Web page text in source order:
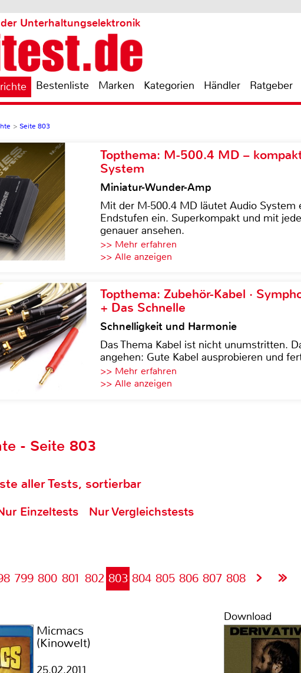
Unterhaltungselektronik
Bestenliste Marken Kategorien Händler Ratgeber
> Seite 803
Topthema: M-500.4 MD –
System
Miniatur-Wunder-Amp
Mit der M-500.4 MD läutet Audio System
Endstufen ein. Superkompakt und mit
genauer ansehen.
>> Mehr erfahren
>> Alle anzeigen
Topthema: Zubehör-Kabel ·
+ Das Schnelle
Schnelligkeit und Harmonie
Das Thema Kabel ist nicht unumstritten.
angehen: Gute Kabel ausprobieren und
>> Mehr erfahren
>> Alle anzeigen
- Seite 803
aller Tests, sortierbar
Einzeltests Nur Vergleichstests
799 800 801 802 803 804 805 806 807 808
Micmacs
(Kinowelt)
25.02.2011
Download